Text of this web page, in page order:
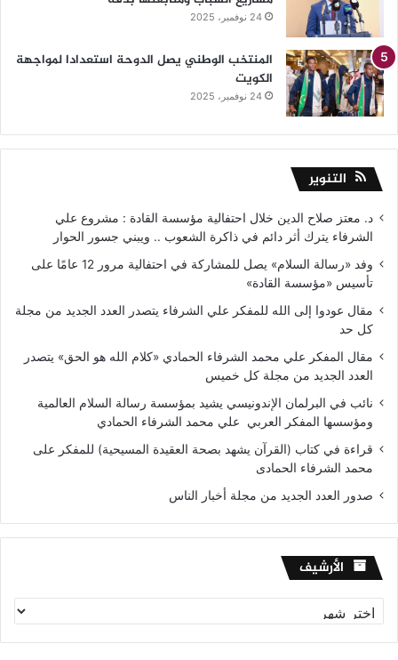
24 نوفمبر، 2025
المنتخب الوطني يصل الدوحة استعدادا لمواجهة
الكويت
24 نوفمبر، 2025
التنوير
د. معتز صلاح الدين خلال احتفالية مؤسسة القادة : مشروع علي
الشرفاء يترك أثر دائم في ذاكرة الشعوب .. ويبني جسور الحوار
وفد «رسالة السلام» يصل للمشاركة في احتفالية مرور 12 عامًا على
تأسيس «مؤسسة القادة»
مقال عودوا إلى الله للمفكر علي الشرفاء يتصدر العدد الجديد من مجلة
كل حد
مقال المفكر علي محمد الشرفاء الحمادي «كلام الله هو الحق» يتصدر
العدد الجديد من مجلة كل خميس
نائب في البرلمان الإندونيسي يشيد بمؤسسة رسالة السلام العالمية
ومؤسسها المفكر العربي علي محمد الشرفاء الحمادي
قراءة في كتاب (القرآن يشهد بصحة العقيدة المسيحية) للمفكر على
محمد الشرفاء الحمادى
صدور العدد الجديد من مجلة أخبار الناس
الأرشيف الأرشيف